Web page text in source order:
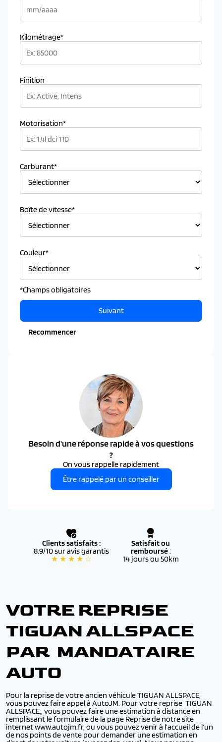
Kilométrage*
Finition
Motorisation*
Carburant*
Boîte de vitesse*
Couleur*
*Champs obligatoires
Recommencer
Suivant
Besoin d'une réponse rapide à vos questions
?
On vous rappelle rapidement
Être rappelé par un conseiller
Clients satisfaits :
8.9/10 sur avis garantis
★ ★ ★ ★ ☆
Satisfait ou
remboursé:
14 jours ou 50km
VOTRE REPRISE
TIGUAN ALLSPACE
PAR MANDATAIRE
AUTO
Pour la reprise de votre ancien véhicule TIGUAN ALLSPACE,
vous pouvez faire appel à AutoJM. Pour votre reprise TIGUAN
ALLSPACE,, vous pouvez faire une estimation à distance en
remplissant le formulaire de la page Reprise de notre site
internet www.autojm.fr, ou vous pouvez venir à l’accueil de l’un
de nos points de vente pour demander une estimation en